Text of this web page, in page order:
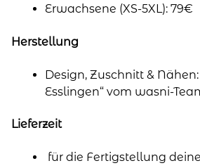
Erwachsene (XS-5XL): 79€
Herstellung
Design, Zuschnitt & Nähen:
Esslingen“ vom wasni-
Lieferzeit
für die Fertigstellung